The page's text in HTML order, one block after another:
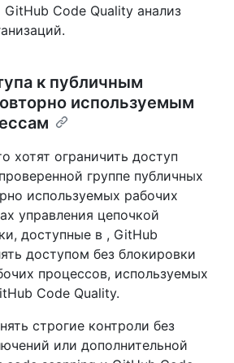
Code Quality анализ
к публичным
используемым
хотят ограничить доступ
группе публичных
используемых рабочих
управления цепочкой
доступные в , GitHub
доступом без блокировки
процессов, используемых
Code Quality.
строгие контроли без
или дополнительной